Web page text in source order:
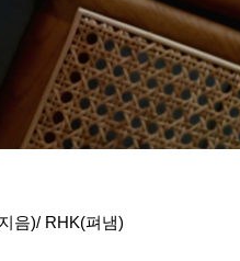
음)/ RHK(펴냄)